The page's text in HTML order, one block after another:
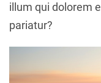
illum qui dolorem
pariatur?